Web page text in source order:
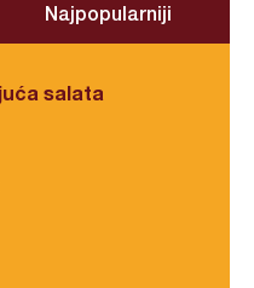
Najpopularniji
salata